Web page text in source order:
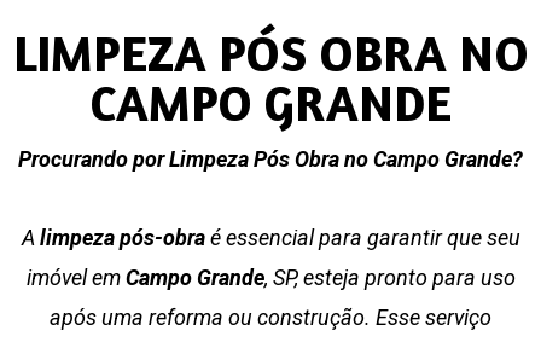
LIMPEZA PÓS OBRA NO
CAMPO GRANDE
Procurando por Limpeza Pós Obra no Campo Grande?
A limpeza pós-obraé essencial para garantir que seu
imóvel emCampo Grande, SP, esteja pronto para uso
após uma reforma ou construção. Esse serviço